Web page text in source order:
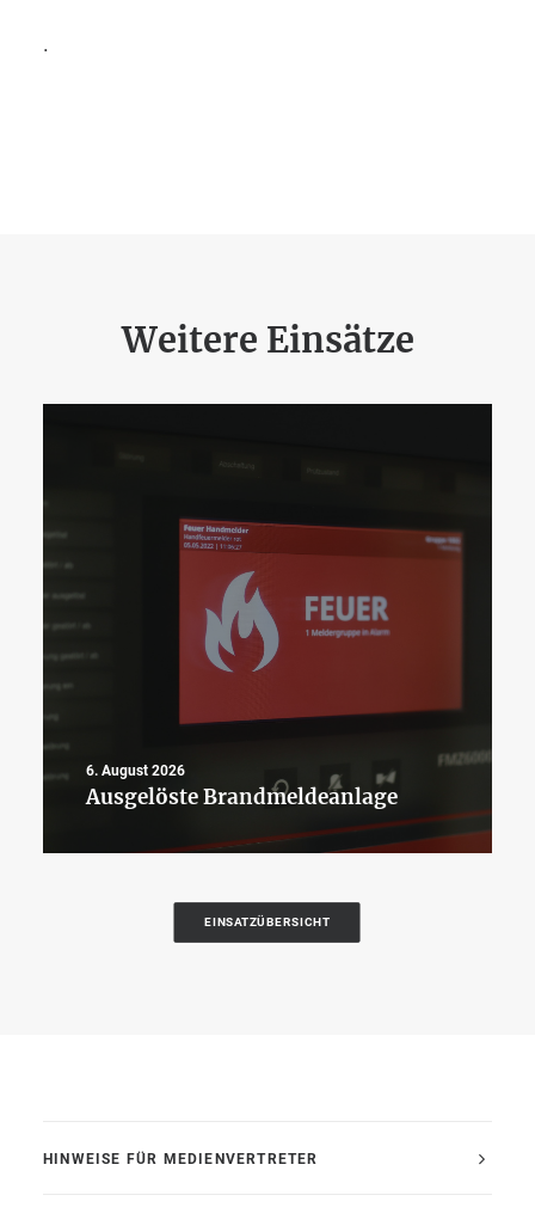
.
Weitere Einsätze
6. August 2026
Ausgelöste Brandmeldeanlage
EINSATZÜBERSICHT
HINWEISE FÜR MEDIENVERTRETER